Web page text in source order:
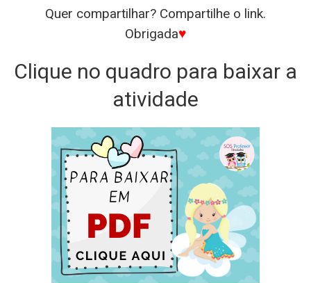
Quer compartilhar? Compartilhe o link.
Obrigada♥
Clique no quadro para baixar a
atividade